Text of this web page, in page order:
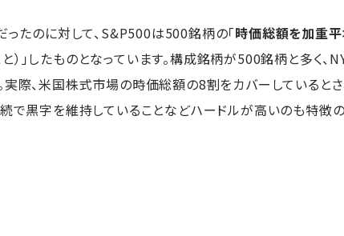
ったのに対して、S&P500は500銘柄の「時価総額を加重
」したものとなっています。構成銘柄が500銘柄と多く、
実際、米国株式市場の時価総額の8割をカバーしていると
黒字を維持していることなどハードルが高いのも特徴の